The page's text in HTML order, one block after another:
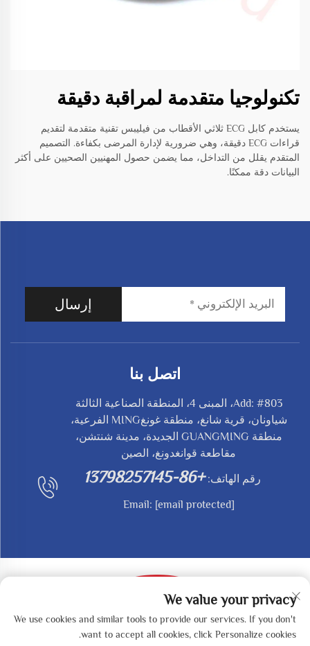
تكنولوجيا متقدمة لمراقبة دقيقة
يستخدم كابل ECG ثلاثي الأقطاب من فيليبس تقنية متقدمة لتقديم
قراءات ECG دقيقة، وهي ضرورية لإدارة المرضى بكفاءة. التصميم
المتقدم يقلل من التداخل، مما يضمن حصول المهنيين الصحيين على أكثر
البيانات دقة ممكنًا.
إرسال
اتصل بنا
Add: #803، المبنى 4، المنطقة الصناعية الثالثة
شياونان، قرية شانغ، منطقة غونغMING الفرعية،
منطقة GUANGMING الجديدة، مدينة شنتشن،
مقاطعة قوانغدونغ، الصين
رقم الهاتف: +86-13798257145
Email: [email protected]
حقوق النشر © 2025 بواسطة SHENZHEN REDY-MED
TECHNOLOGY CO.,LTD -
سياسة الخصوصية
We value your privacy
We use cookies and similar tools to provide our services. If you don't
want to accept all cookies, click Personalize cookies.